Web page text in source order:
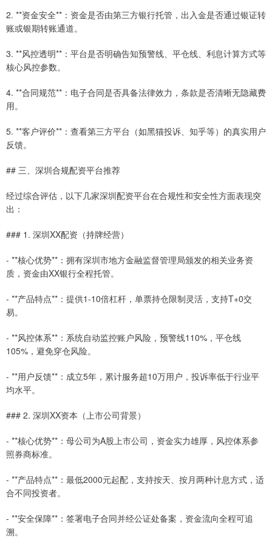
2. **资金安全**：资金是否由第三方银行托管，出入金是否通过银证转
账或银期转账通道。
3. **风控透明**：平台是否明确告知预警线、平仓线、利息计算方式等
核心风控参数。
4. **合同规范**：电子合同是否具备法律效力，条款是否清晰无隐藏费
用。
5. **客户评价**：查看第三方平台（如黑猫投诉、知乎等）的真实用户
反馈。
## 三、深圳合规配资平台推荐
经过综合评估，以下几家深圳配资平台在合规性和安全性方面表现突
出：
### 1. 深圳XX配资（持牌经营）
- **核心优势**：拥有深圳市地方金融监督管理局颁发的相关业务资
质，资金由XX银行全程托管。
- **产品特点**：提供1-10倍杠杆，单票持仓限制灵活，支持T+0交
易。
- **风控体系**：系统自动监控账户风险，预警线110%，平仓线
105%，避免穿仓风险。
- **用户反馈**：成立5年，累计服务超10万用户，投诉率低于行业平
均水平。
### 2. 深圳XX资本（上市公司背景）
- **核心优势**：母公司为A股上市公司，资金实力雄厚，风控体系参
照券商标准。
- **产品特点**：最低2000元起配，支持按天、按月两种计息方式，适
合不同投资者。
- **安全保障**：签署电子合同并经公证处备案，资金流向全程可追
溯。